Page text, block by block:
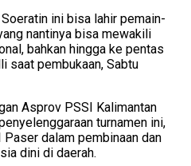
ini bisa lahir pemain-
nantinya bisa mewakili
bahkan hingga ke pentas
saat pembukaan, Sabtu
Asprov PSSI Kalimantan
turnamen ini,
dalam pembinaan dan
dini di daerah.